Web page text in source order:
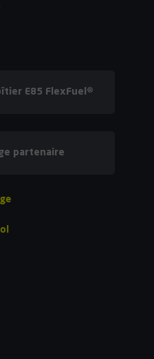
E85 FlexFuel®
partenaire